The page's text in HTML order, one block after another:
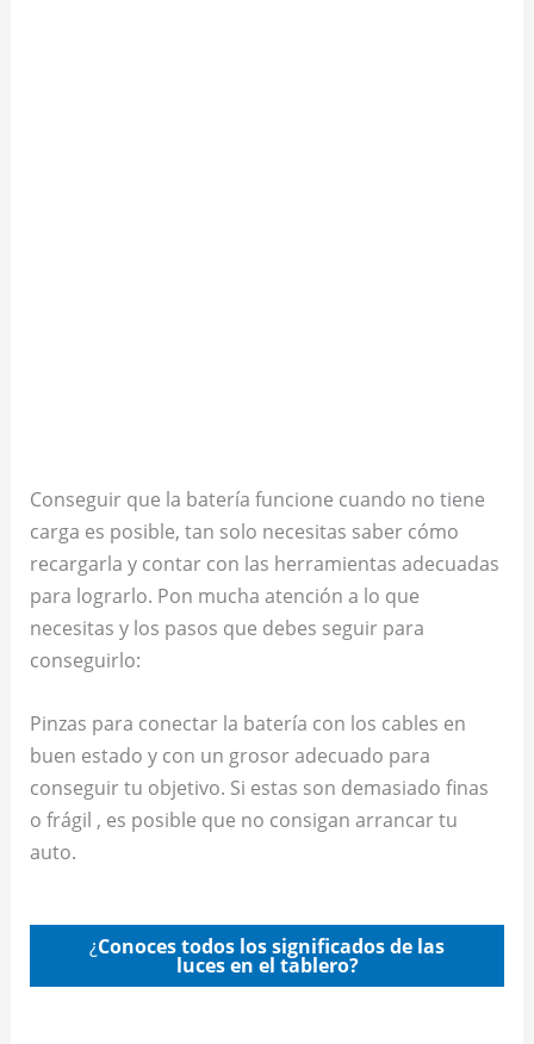
Conseguir que la batería funcione cuando no tiene
carga es posible, tan solo necesitas saber cómo
recargarla y contar con las herramientas adecuadas
para lograrlo. Pon mucha atención a lo que
necesitas y los pasos que debes seguir para
conseguirlo:
Pinzas para conectar la batería con los cables en
buen estado y con un grosor adecuado para
conseguir tu objetivo. Si estas son demasiado finas
o frágil , es posible que no consigan arrancar tu
auto.
¿Conoces todos los significados de las
luces en el tablero?